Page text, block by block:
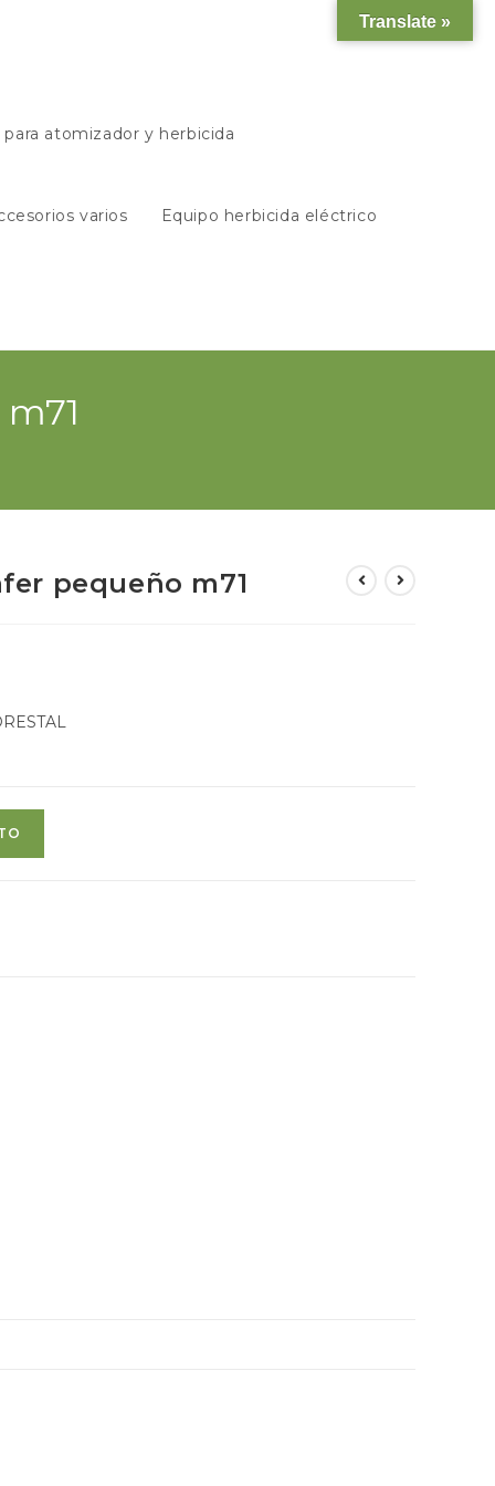
para atomizador y herbicida
varios Equipo herbicida eléctrico
pequeño m71
Translate »